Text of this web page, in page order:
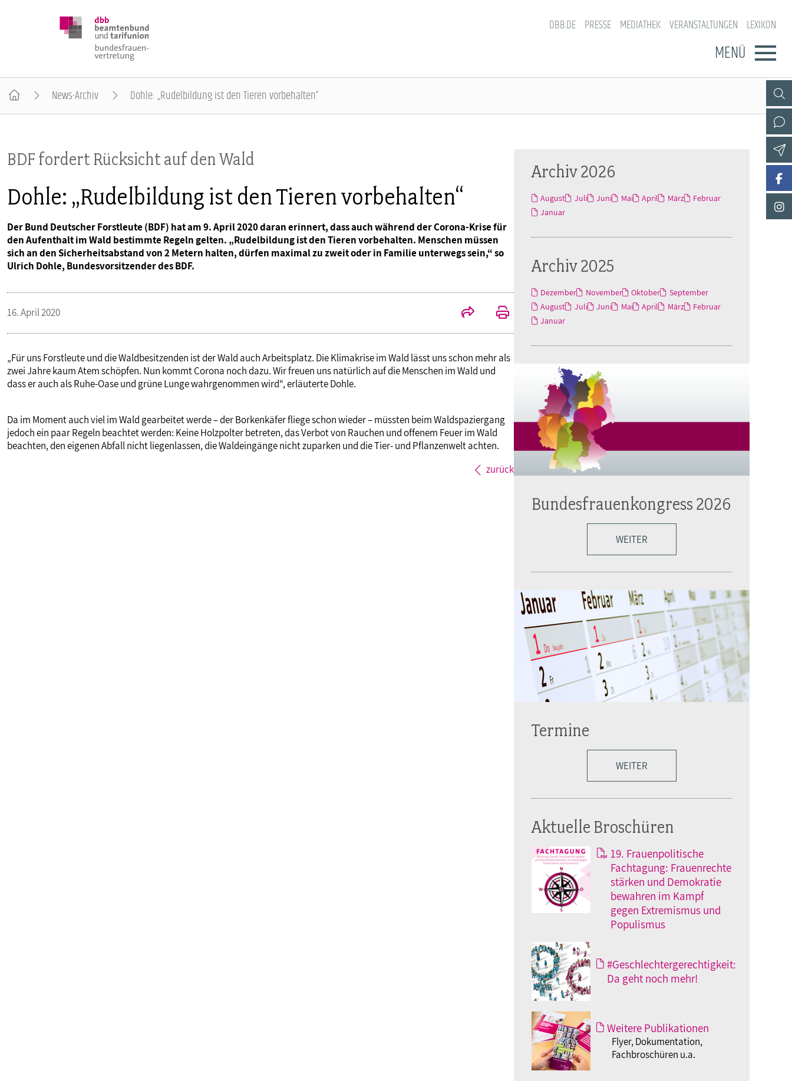
DBB.DE PRESSE MEDIATHEK VERANSTALTUNGEN LEXIKON
MENÜ
Gremien
Geschäftsstelle
BUNDESTAGSWAHL 2025
POSITIONEN
Familie, Pflege und Beruf
Entgeltgleichheit
Gesundheit
Europa
SCHWERPUNKTTHEMEN
Equal Care – Sorgearbeit fair teilen
Frauenpolitik in Zeiten von Corona
dbb frauen Newsletter
TERMINE & VERANSTALTUNGEN
dbb bundesfrauenkongress 2026
Hauptversammlung
MITGLIEDSCHAFT & SERVICE
Vorsorgewerk
Vorteilswelt
News-Archiv Dohle: „Rudelbildung ist den Tieren vorbehalten“
BDF fordert Rücksicht auf den Wald
Dohle: „Rudelbildung ist den Tieren vorbehalten“
Der Bund Deutscher Forstleute (BDF) hat am 9. April 2020 daran erinnert, dass auch während der Corona-Krise für
den Aufenthalt im Wald bestimmte Regeln gelten. „Rudelbildung ist den Tieren vorbehalten. Menschen müssen
sich an den Sicherheitsabstand von 2 Metern halten, dürfen maximal zu zweit oder in Familie unterwegs sein,“ so
Ulrich Dohle, Bundesvorsitzender des BDF.
16. April 2020
„Für uns Forstleute und die Waldbesitzenden ist der Wald auch Arbeitsplatz. Die Klimakrise im Wald lässt uns schon mehr als
zwei Jahre kaum Atem schöpfen. Nun kommt Corona noch dazu. Wir freuen uns natürlich auf die Menschen im Wald und
dass er auch als Ruhe-Oase und grüne Lunge wahrgenommen wird“, erläuterte Dohle.
Da im Moment auch viel im Wald gearbeitet werde – der Borkenkäfer fliege schon wieder – müssten beim Waldspaziergang
jedoch ein paar Regeln beachtet werden: Keine Holzpolter betreten, das Verbot von Rauchen und offenem Feuer im Wald
beachten, den eigenen Abfall nicht liegenlassen, die Waldeingänge nicht zuparken und die Tier- und Pflanzenwelt achten.
zurück
Archiv 2026
August Juli Juni Mai April März
Februar
Januar
Archiv 2025
Dezember November Oktober
September
August
Juli Juni Mai April März
Februar
Januar
Bundesfrauenkongress 2026
WEITER
Termine
WEITER
Aktuelle Broschüren
19. Frauenpolitische
Fachtagung: Frauenrechte
stärken und Demokratie
bewahren im Kampf
gegen Extremismus und
Populismus
#Geschlechtergerechtigkeit:
Da geht noch mehr!
Weitere Publikationen
Flyer, Dokumentation,
Fachbroschüren u.a.